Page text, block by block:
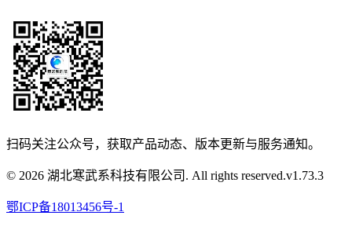
扫码关注公众号，获取产品动态、版本更新与服务通知。
© 2026 湖北寒武系科技有限公司. All rights reserved.v1.73.3
鄂ICP备18013456号-1